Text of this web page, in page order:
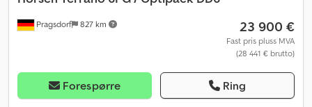
Pragsdorf 827 km 23 900 €
Fast pris pluss MVA
(28 441 € brutto)
Forespørre Ring